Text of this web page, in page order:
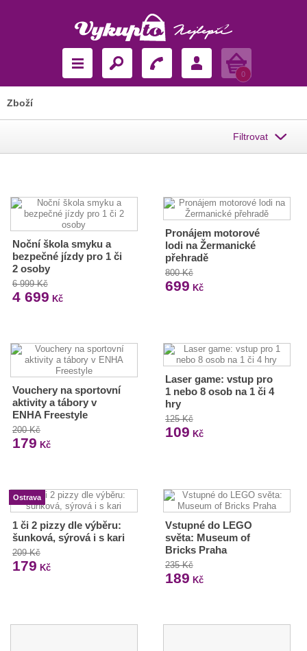
Košík
0
Zboží
Filtrovat
Noční škola smyku a
bezpečné jízdy pro 1 či
2 osoby
6 999 Kč
4 699 Kč
Pronájem motorové
lodi na Žermanické
přehradě
800 Kč
699 Kč
Vouchery na sportovní
aktivity a tábory v
ENHA Freestyle
200 Kč
179 Kč
Laser game: vstup pro
1 nebo 8 osob na 1 či 4
hry
125 Kč
109 Kč
Ostrava
1 či 2 pizzy dle výběru:
šunková, sýrová i s kari
209 Kč
179 Kč
Vstupné do LEGO
světa: Museum of
Bricks Praha
235 Kč
189 Kč